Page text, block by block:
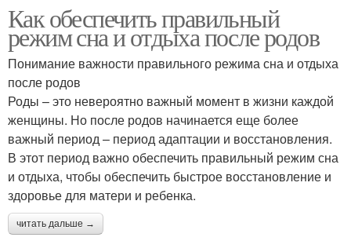
Как обеспечить правильный
режим сна и отдыха после родов
Понимание важности правильного режима сна и отдыха
после родов
Роды – это невероятно важный момент в жизни каждой
женщины. Но после родов начинается еще более
важный период – период адаптации и восстановления.
В этот период важно обеспечить правильный режим сна
и отдыха, чтобы обеспечить быстрое восстановление и
здоровье для матери и ребенка.
читать дальше →